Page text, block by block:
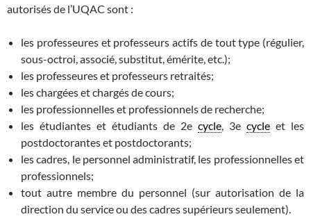
autorisés de l’UQAC sont :
les professeures et professeurs actifs de tout type (régulier,
sous-octroi, associé, substitut, émérite, etc.);
les professeures et professeurs retraités;
les chargées et chargés de cours;
les professionnelles et professionnels de recherche;
les étudiantes et étudiants de 2e cycle, 3e cycle et les
postdoctorantes et postdoctorants;
les cadres, le personnel administratif, les professionnelles et
professionnels;
tout autre membre du personnel (sur autorisation de la
direction du service ou des cadres supérieurs seulement).